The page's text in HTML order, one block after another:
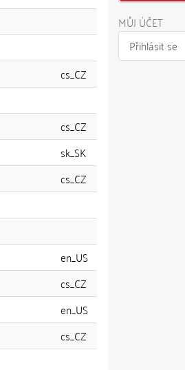
cs_CZ
cs_CZ
sk_SK
cs_CZ
en_US
cs_CZ
en_US
cs_CZ
MŮJ ÚČET
Přihlásit se